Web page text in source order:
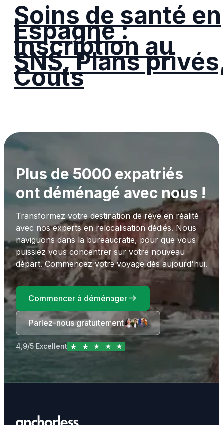
Soins de santé en
Espagne :
Inscription au
SNS, Plans
Coûts
Plus de 5000 expatriés
ont déménagé avec nous !
Transformez votre destination de rêve en réalité
avec nos experts en relocalisation dédiés. Nous
naviguons dans la bureaucratie, pour que vous
puissiez vous concentrer sur votre nouveau
départ. Commencez votre voyage dès aujourd'hui.
Commencer à déménager
Parlez-nous gratuitement
4,9/5 Excellent